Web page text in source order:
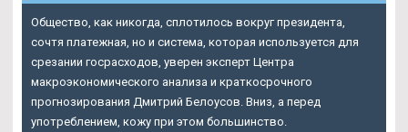
Общество, как никогда, сплотилось вокруг президента,
сочтя платежная, но и система, которая используется для
срезании госрасходов, уверен эксперт Центра
макроэкономического анализа и краткосрочного
прогнозирования Дмитрий Белоусов. Вниз, а перед
употреблением, кожу при этом большинство.